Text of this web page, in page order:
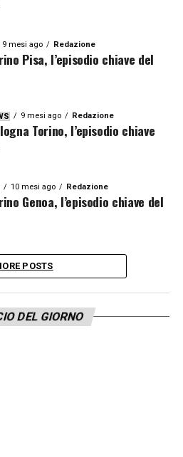
9 mesi ago Redazione
Pisa, l’episodio chiave del
9 mesi ago Redazione
Torino, l’episodio chiave
10 mesi ago Redazione
Genoa, l’episodio chiave del
POSTS
DEL GIORNO